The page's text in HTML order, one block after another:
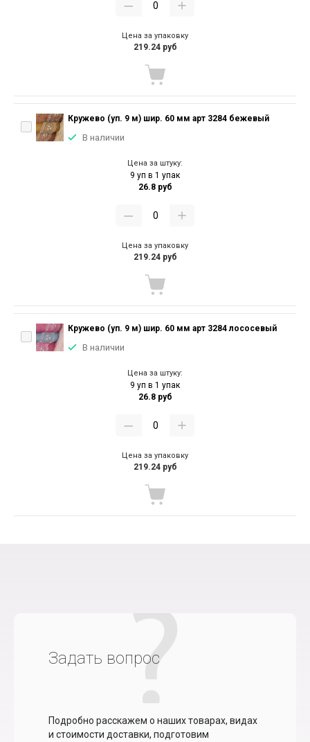
Цена за упаковку
219.24 руб
Кружево (уп. 9 м) шир. 60 мм арт 3284 бежевый
В наличии
Цена за штуку:
9 уп в 1 упак
26.8 руб
Цена за упаковку
219.24 руб
Кружево (уп. 9 м) шир. 60 мм арт 3284 лососевый
В наличии
Цена за штуку:
9 уп в 1 упак
26.8 руб
Цена за упаковку
219.24 руб
Задать вопрос
Подробно расскажем о наших товарах, видах
и стоимости доставки, подготовим